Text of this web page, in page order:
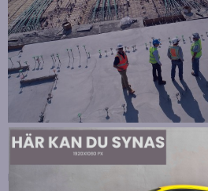
Strategiska tillskott till OHLA